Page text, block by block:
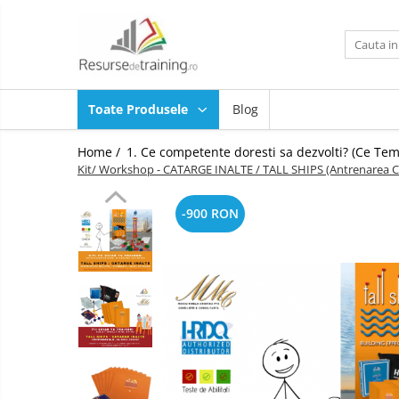
Toate Produsele
dezvolti? (Ce Teme / Competente.. )
Abilitati de Trainer / Evaluator /
Psiholog / Facilitator
Abilitati de Vanzare
ANTI: hartuire / mobbing / bullying
/ urmarire / frauda / coruptie
Asumare / Responsabilitate
Atentie si Memorie
COMANDA-CONTROL-
CONSULTANTA MILITARA SI DE
Toate Produsele Blog
Home / 1. Ce competente doresti sa dezvolti? (Ce
Kit/ Workshop - CATARGE INALTE / TALL SHIPS (Antrenarea
-900 RON